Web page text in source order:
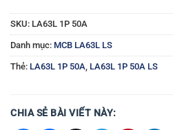
SKU: LA63L 1P 50A
Danh mục: MCB LA63L LS
Thẻ: LA63L 1P 50A, LA63L 1P 50A LS
CHIA SẺ BÀI VIẾT NÀY: